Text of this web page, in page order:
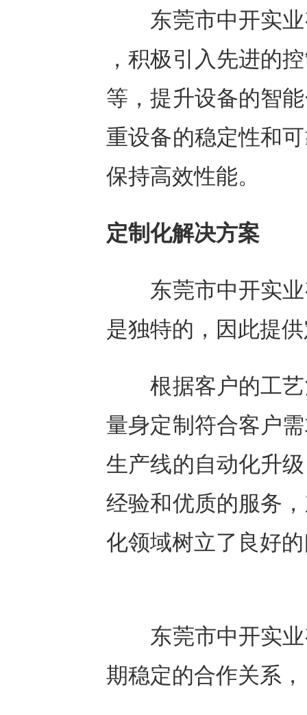
东莞市中开实业
，积极引入先进的
等，提升设备的智
重设备的稳定性和
保持高效性能。
定制化解决方案
东莞市中开实业
是独特的，因此提
根据客户的工艺
量身定制符合客户
生产线的自动化升
经验和优质的服务
化领域树立了良好
东莞市中开实业
期稳定的合作关系